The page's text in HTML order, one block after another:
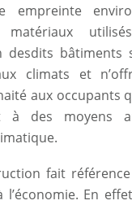
empreinte
desdits bâtiments
climats et
aux occupants
à des moyens
fait
l’économie. En